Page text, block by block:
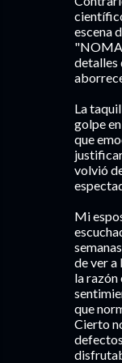
escena
detalles
La
golpe
que
volvió
Mi
de ver a
la razón
que
Cierto